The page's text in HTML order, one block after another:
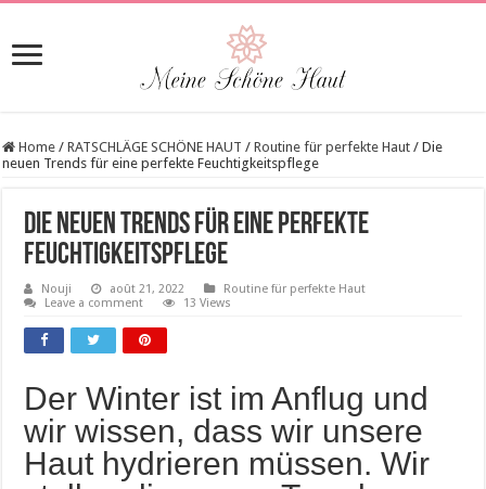
Home / RATSCHLÄGE SCHÖNE HAUT / Routine für perfekte Haut / Die
neuen Trends für eine perfekte Feuchtigkeitspflege
Die neuen Trends für eine perfekte
Feuchtigkeitspflege
Nouji août 21, 2022
Routine für perfekte Haut
Leave a comment
13 Views
Der Winter ist im Anflug und
wir wissen, dass wir unsere
Haut hydrieren müssen. Wir